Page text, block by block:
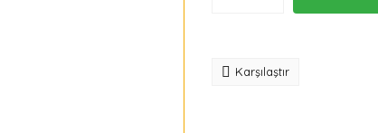
Karşılaştır